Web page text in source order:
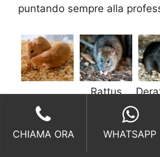
puntando sempre alla
Rattus
Norvegicus
CHIAMA ORA WHATSAPP